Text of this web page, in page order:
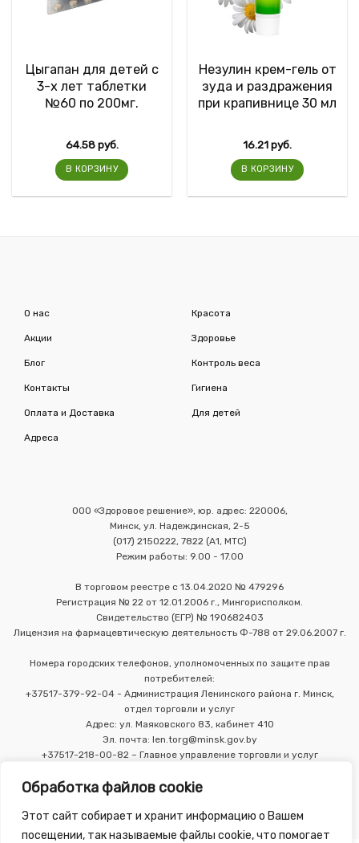
Обработка файлов cookie
Этот сайт собирает и хранит информацию о Вашем
посещении, так называемые файлы cookie, что помогает
Цыгапан для детей с
3-х лет таблетки
№60 по 200мг.
64.58руб.
В КОРЗИНУ
Незулин крем-гель от
зуда и раздражения
при крапивнице 30 мл
16.21руб.
В КОРЗИНУ
О нас
Акции
Блог
Контакты
Оплата и Доставка
Адреса
Красота
Здоровье
Контроль веса
Гигиена
Для детей
ООО «Здоровое решение», юр. адрес: 220006,
Минск, ул. Надеждинская, 2-5
(017) 2150222, 7822 (А1, МТС)
Режим работы: 9.00 - 17.00
В торговом реестре с 13.04.2020 № 479296
Регистрация № 22 от 12.01.2006 г., Мингорисполком.
Свидетельство (ЕГР) № 190682403
Лицензия на фармацевтическую деятельность Ф-788 от 29.06.2007 г.
Номера городских телефонов, уполномоченных по защите прав
потребителей:
+37517-379-92-04 - Администрация Ленинского района г. Минск,
отдел торговли и услуг
Адрес: ул. Маяковского 83, кабинет 410
Эл. почта: len.torg@minsk.gov.by
+37517-218-00-82 – Главное управление торговли и услуг